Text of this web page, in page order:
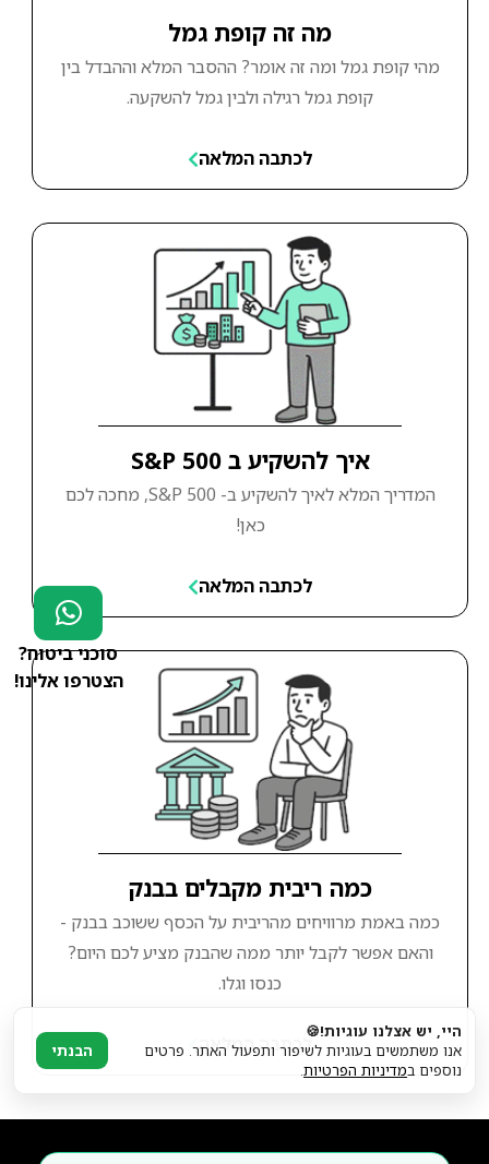
מה זה קופת גמל
מהי קופת גמל ומה זה אומר? ההסבר המלא וההבדל בין
קופת גמל רגילה ולבין גמל להשקעה.
לכתבה המלאה
איך להשקיע ב S&P 500
המדריך המלא לאיך להשקיע ב- S&P 500, מחכה לכם
כאן!
לכתבה המלאה
כמה ריבית מקבלים בבנק
כמה באמת מרוויחים מהריבית על הכסף ששוכב בבנק -
והאם אפשר לקבל יותר ממה שהבנק מציע לכם היום?
כנסו וגלו.
לכתבה המלאה
סוכני ביטוח?
הצטרפו אלינו!
היי, יש אצלנו עוגיות!🍪
אנו משתמשים בעוגיות לשיפור ותפעול האתר. פרטים
נוספים במדיניות הפרטיות.
הבנתי